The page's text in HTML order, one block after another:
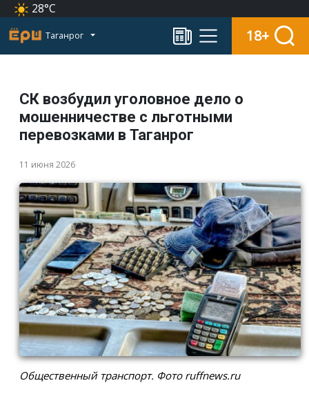
28°C
Таганрог 18+
СК возбудил уголовное дело о
мошенничестве с льготными
перевозками в Таганрог
11 июня 2026
Общественный транспорт. Фото ruffnews.ru